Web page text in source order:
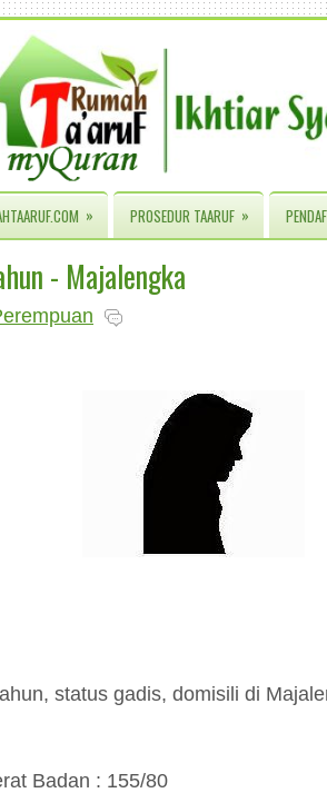
» PROSEDUR TAARUF »
- Majalengka
status gadis, domisili di
Badan : 155/80